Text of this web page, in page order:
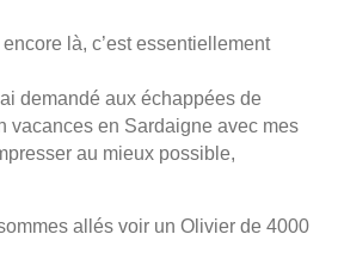
là, c’est essentiellement
demandé aux échappées de
vacances en Sardaigne avec mes
au mieux possible,
allés voir un Olivier de 4000